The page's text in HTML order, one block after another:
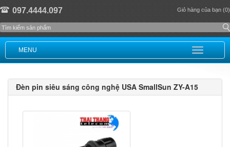
097.4444.097 Giỏ hàng của bạn (0)
MENU
Đèn pin siêu sáng công nghệ USA SmallSun ZY-A15